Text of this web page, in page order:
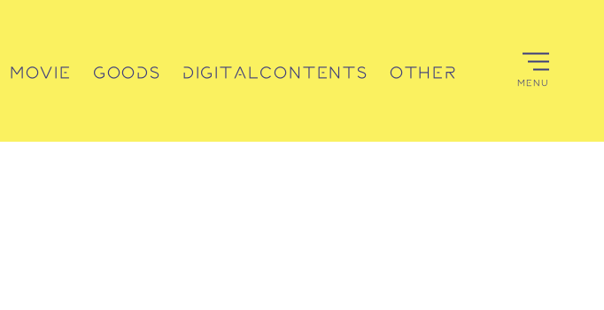
MOVIE GOODS DIGITALCONTENTS OTHER MENU